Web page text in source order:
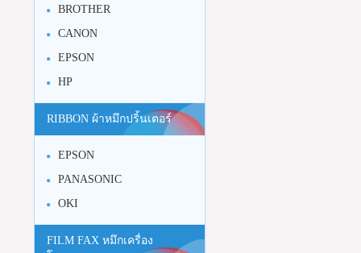
BROTHER
CANON
EPSON
HP
RIBBON ผ้าหมึกปริ้นเตอร์
EPSON
PANASONIC
OKI
FILM FAX หมึกเครื่อง